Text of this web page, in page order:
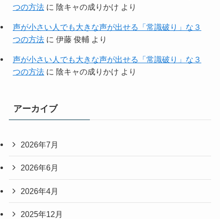
つの方法に 陰キャの成りかけ より
声が小さい人でも大きな声が出せる「常識破り」な３
つの方法に 伊藤 俊輔より
声が小さい人でも大きな声が出せる「常識破り」な３
つの方法に 陰キャの成りかけ より
アーカイブ
2026年7月
2026年6月
2026年4月
2025年12月